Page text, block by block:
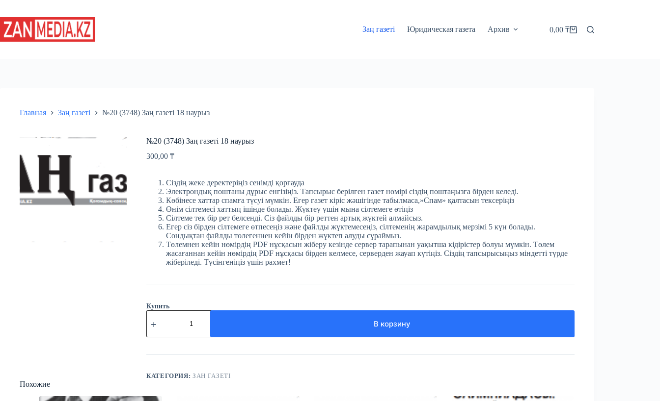
сути
Заң газеті
Юридическая газета Архив Корзина
0,00 ₸
Главная Заң газеті №20 (3748) Заң газеті 18 наурыз
№20 (3748) Заң газеті 18 наурыз
300,00 ₸
Сіздің жеке деректеріңіз сенімді қорғауда
Электрондық поштаны дұрыс енгізіңіз. Тапсырыс берілген газет нөмірі сіздің поштаңызға бірден келеді.
Көбінесе хаттар спамға түсуі мүмкін. Егер газет кіріс жәшігінде табылмаса,»Спам» қалтасын тексеріңіз
Өнім сілтемесі хаттың ішінде болады. Жүктеу үшін мына сілтемеге өтіңіз
Сілтеме тек бір рет белсенді. Сіз файлды бір реттен артық жүктей алмайсыз.
Егер сіз бірден сілтемеге өтпесеңіз және файлды жүктемесеңіз, сілтеменің жарамдылық мерзімі 5 күн болады.
Сондықтан файлды төлегеннен кейін бірден жүктеп алуды сұраймыз.
Төлемнен кейін нөмірдің PDF нұсқасын жіберу кезінде сервер тарапынан уақытша кідірістер болуы мүмкін. Төлем
жасағаннан кейін нөмірдің PDF нұсқасы бірден келмесе, серверден жауап күтіңіз. Сіздің тапсырысыңыз міндетті түрде
жіберіледі. Түсінгеніңіз үшін рахмет!
Купить
Количество
товара
(3748)
газеті
наурыз
В корзину
КАТЕГОРИЯ:ЗАҢ ГАЗЕТІ
Похожие